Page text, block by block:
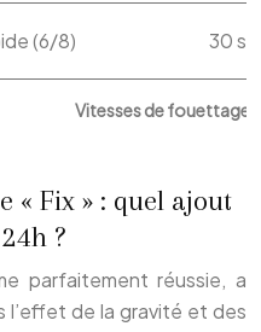
Vitesses de fouettage
(6/8) 30
« Fix » : quel ajout
?
parfaitement réussie, a
l’effet de la gravité et des